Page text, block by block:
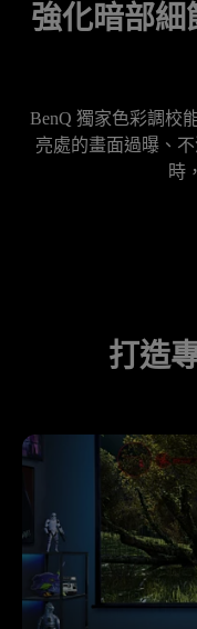
強化暗部細
BenQ 獨家色彩調校
亮處的畫面過曝、
時
打造